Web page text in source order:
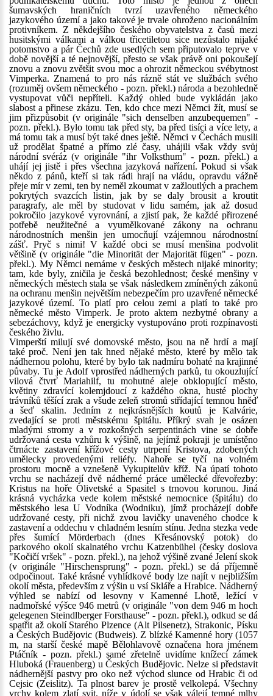
šumavských hraničních tvrzí uzavřeného německého
jazykového území a jako takové je trvale ohroženo nacionálním
protivníkem. Z někdejšího českého obyvatelstva z časů mezi
husitskými válkami a válkou třicetiletou sice nezůstalo nijaké
potomstvo a pár Čechů zde usedlých sem připutovalo teprve v
době novější a té nejnovější, přesto se však právě oni pokoušejí
znovu a znovu zvětšit svou moc a ohrozit německou svébytnost
Vimperka. Znamená to pro nás rázně stát ve službách svého
(rozuměj ovšem německého - pozn. překl.) národa a bezohledně
vystupovat vůči nepříteli. Každý ohled bude vykládán jako
slabost a přinese zkázu. Ten, kdo chce mezi Němci žít, musí se
jim přizpůsobit (v originále "sich denselben anzubequemen" -
pozn. překl.). Bylo tomu tak před sty, ba před tisíci a více lety, a
má tomu tak a musí být také dnes ještě. Němci v Čechách musili
už prodělat špatné a přímo zlé časy, uhájili však vždy svůj
národní svéráz (v originále "ihr Volksthum" - pozn. překl.) a
uhájí jej jistě i přes všechna jazyková nařízení. Pokud si však
někdo z pánů, kteří si tak rádi hrají na vládu, opravdu vážně
přeje mír v zemi, ten by neměl zkoumat v zažloutlých a prachem
pokrytých svazcích listin, jak by se daly brousit a kroutit
paragrafy, ale měl by studovat v lidu samém, jak až dosud
pokročilo jazykové vyrovnání, a zjistí pak, že každé přirozené
potřebě neužitečné a vyumělkované zákony na ochranu
národnostních menšin jen umocňují vzájemnou národnostní
zášť. Pryč s nimi! V každé obci se musí menšina podvolit
většině (v originále "die Minorität der Majorität fügen" - pozn.
překl.). My Němci nemáme v českých městech nijaké minority;
tam, kde byly, zničila je česká bezohlednost; české menšiny v
německých městech stala se však následkem zmíněných zákonů
na ochranu menšin největším nebezpečím pro uzavřené německé
jazykové území. To platí pro celou zemi a platí to také pro
německé město Vimperk. Je proto aktem nezbytné obrany a
sebezáchovy, když je energicky vystupováno proti rozpínavosti
českého živlu.
Vimperští milují své domovské město, jsou na ně hrdí a mají
také proč. Není jen tak hned nějaké město, které by mělo tak
nádhernou polohu, které by bylo tak nadmíru bohaté na krajinné
půvaby. Tu je Adolf vprostřed nádherných parků, tu okouzlující
vilová čtvrť Mariahilf, tu mohutné aleje obklopující město,
květiny zdravící kolemjdoucí z každého okna, husté plochy
trávníků těšící zrak a všude zeleň stromů střídající temnou hněď
a šeď skalin. Jedním z nejkrásnějších koutů je Kalvárie,
zvedající se proti městskému špitálu. Příkrý svah je osázen
mladými stromy a v rozkošných serpentinách vine se dobře
udržovaná cesta vzhůru k výšině, na jejímž pokraji je umístěno
čtrnácte zastavení křížové cesty utrpení Kristova, zdobených
umělecky provedenými reliéfy. Nahoře se tyčí na volném
prostoru mocně a vznešeně Vykupitelův kříž. Na úpatí tohoto
vrchu se nacházejí dvě nádherné práce umělecké dřevořezby:
Kristus na hoře Olivetské a Spasitel s trnovou korunou. Jiná
krásná vycházka vede kolem městské nemocnice (špitálu) do
městského lesa U Vodníka (Wodniku), jímž procházejí dobře
udržované cesty, při nichž zvou lavičky unaveného chodce k
zastavení a oddechu v chladném lesním stínu. Jedna stezka vede
přes šumící Mörderbach (dnes Křesánovský potok) do
parkového okolí skalnatého vrchu Katzenbühel (česky doslova
"Kočičí vršek" - pozn. překl.), na jehož výšině zvané Jelení skok
(v originále "Hirschensprung" - pozn. překl.) se dá příjemně
odpočinout. Také krásné vyhlídkové body lze najít v nejbližším
okolí města, především z výšin u vsí Skláře a Hrabice. Nádherný
výhled se nabízí od lesovny v Kamenné Lhotě, ležící v
nadmořské výšce 946 metrů (v originále "von dem 946 m hoch
gelegenen Steindlberger Forsthause" - pozn. překl.), odkud se dá
spatřit až okolí Starého Plzence (Alt Pilsenetz), Strakonic, Písku
a Českých Budějovic (Budweis). Z blízké Kamenné hory (1057
m, na starší české mapě Bělohlavově označena hora jménem
Ptáčník - pozn. překl.) samé zřetelně uvidíme knížecí zámek
Hluboká (Frauenberg) u Českých Budějovic. Nelze si představit
nádhernější pastvy pro oko než východ slunce od Hrabic či od
Cejsic (Zeislitz). Ta plnost barev je prostě velkolepá. Všechny
vrchy kolem zlatí svit, níže v údolí se však válejí temné mlhy